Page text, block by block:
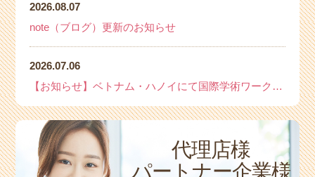
2026.08.07
note（ブログ）更新のお知らせ
2026.07.06
【お知らせ】ベトナム・ハノイにて国際学術ワークショップを開催いたします
代理店様
パートナー企業様